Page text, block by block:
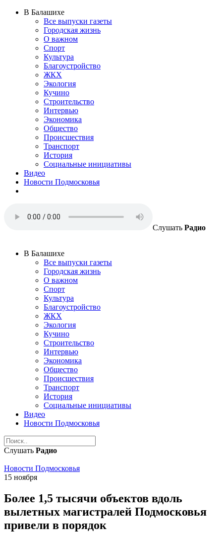
В Балашихе
Все выпуски газеты
Городская жизнь
О важном
Спорт
Культура
Благоустройство
ЖКХ
Экология
Кучино
Строительство
Интервью
Экономика
Общество
Происшествия
Транспорт
История
Социальные инициативы
Видео
Новости Подмосковья
Слушать Радио
В Балашихе
Все выпуски газеты
Городская жизнь
О важном
Спорт
Культура
Благоустройство
ЖКХ
Экология
Кучино
Строительство
Интервью
Экономика
Общество
Происшествия
Транспорт
История
Социальные инициативы
Видео
Новости Подмосковья
Слушать Радио
Новости Подмосковья
15 ноября
Более 1,5 тысячи объектов вдоль
вылетных магистралей Подмосковья
привели в порядок